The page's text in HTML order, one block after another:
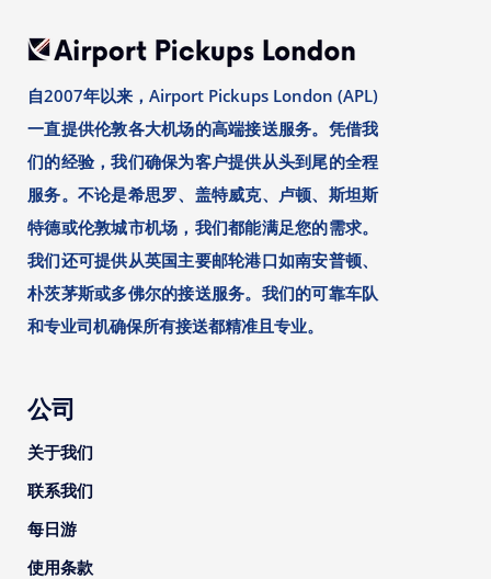
自2007年以来，Airport Pickups London (APL)
一直提供伦敦各大机场的高端接送服务。凭借我
们的经验，我们确保为客户提供从头到尾的全程
服务。不论是希思罗、盖特威克、卢顿、斯坦斯
特德或伦敦城市机场，我们都能满足您的需求。
我们还可提供从英国主要邮轮港口如南安普顿、
朴茨茅斯或多佛尔的接送服务。我们的可靠车队
和专业司机确保所有接送都精准且专业。
公司
关于我们
联系我们
每日游
使用条款